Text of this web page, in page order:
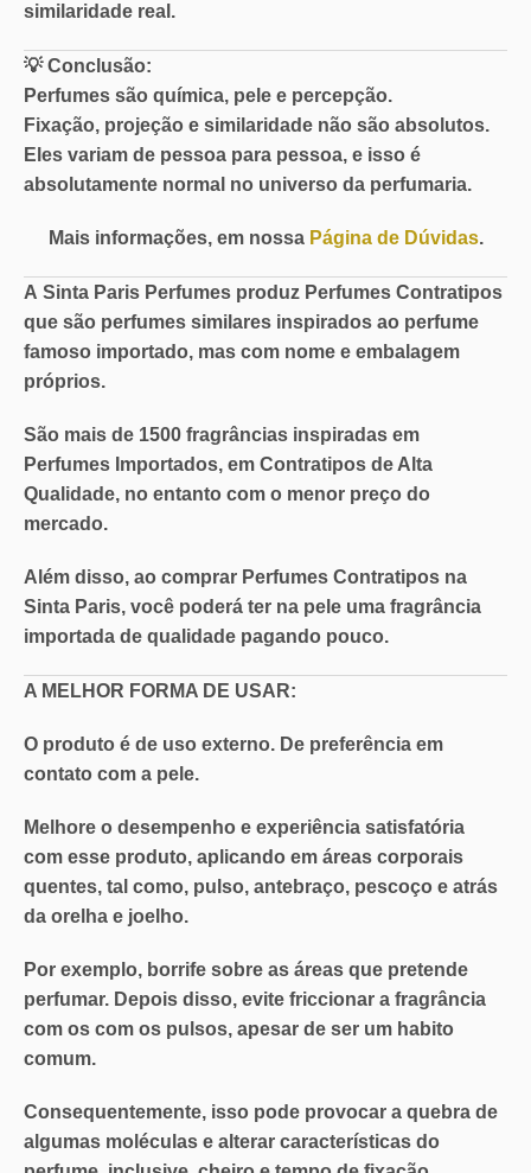
similaridade real.
💡Conclusão:
Perfumes são química, pele e percepção.
Fixação, projeção e similaridade não são absolutos.
Eles variam de pessoa para pessoa, e isso é
absolutamente normal no universo da perfumaria.
Mais informações, em nossa Página de Dúvidas.
A Sinta Paris Perfumes produz Perfumes Contratipos
que são perfumes similares inspirados ao perfume
famoso importado, mas com nome e embalagem
próprios.
São mais de 1500 fragrâncias inspiradas em
Perfumes Importados, em Contratipos de Alta
Qualidade, no entanto com o menor preço do
mercado.
Além disso, ao comprar Perfumes Contratipos na
Sinta Paris, você poderá ter na pele uma fragrância
importada de qualidade pagando pouco.
A MELHOR FORMA DE USAR:
O produto é de uso externo. De preferência em
contato com a pele.
Melhore o desempenho e experiência satisfatória
com esse produto, aplicando em áreas corporais
quentes, tal como, pulso, antebraço, pescoço e atrás
da orelha e joelho.
Por exemplo, borrife sobre as áreas que pretende
perfumar. Depois disso, evite friccionar a fragrância
com os com os pulsos, apesar de ser um habito
comum.
Consequentemente, isso pode provocar a quebra de
algumas moléculas e alterar características do